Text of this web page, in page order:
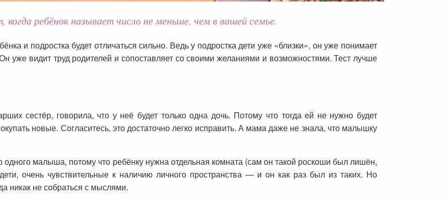
ребёнок называет число не меньше, чем в вашей семье.
и подростка будет отличаться сильно. Ведь у подростка дети уже «близки», он уже понимает
уже видит труд родителей и сопоставляет со своими желаниями и возможностями. Тест лучше
сестёр, говорила, что у неё будет только одна дочь. Потому что тогда ей не нужно будет
новые. Согласитесь, это достаточно легко исправить. А мама даже не знала, что малышку
одного малыша, потому что ребёнку нужна отдельная комната (сам он такой роскоши был лишён,
очень чувствительные к наличию личного пространства — и он как раз был из таких. Но
никак не собраться с мыслями.